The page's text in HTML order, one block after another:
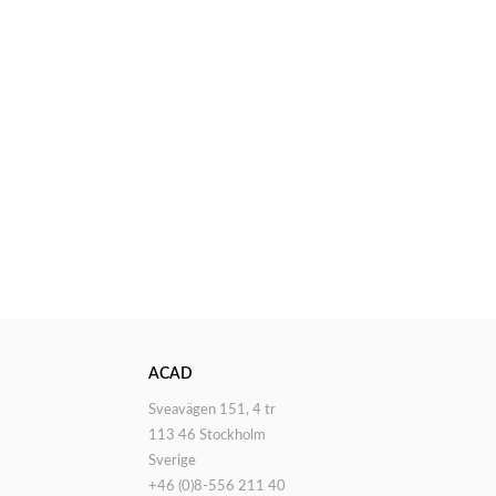
ACAD
Sveavägen 151, 4 tr
113 46 Stockholm
Sverige
+46 (0)8-556 211 40